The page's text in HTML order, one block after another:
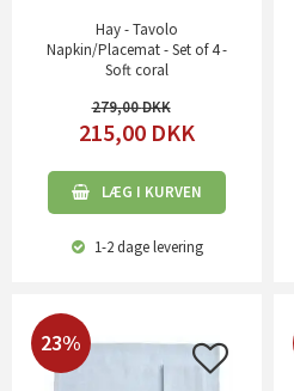
Hay - Tavolo
Napkin/Placemat - Set of 4 -
Soft coral
279,00
215,00 DKK
LÆG I KURVEN
1-2 dagelevering
23%